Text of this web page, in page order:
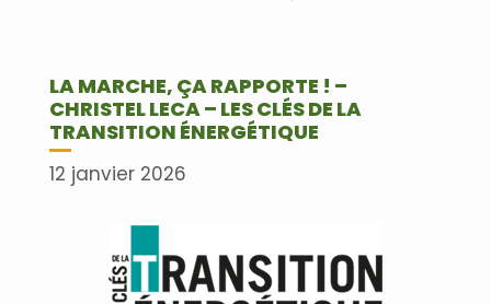
LA MARCHE, ÇA RAPPORTE ! –
CHRISTEL LECA – LES CLÉS DE LA
TRANSITION ÉNERGÉTIQUE
12 janvier 2026